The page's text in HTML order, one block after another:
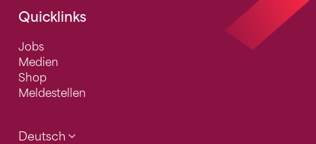
Quicklinks
Jobs
Medien
Shop
Meldestellen
Deutsch